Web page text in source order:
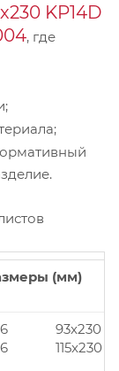
KP14D
, где
(мм)
93x230
115x230